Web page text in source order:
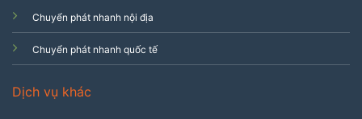
Chuyển phát nhanh nội địa
Chuyển phát nhanh quốc tế
Dịch vụ khác